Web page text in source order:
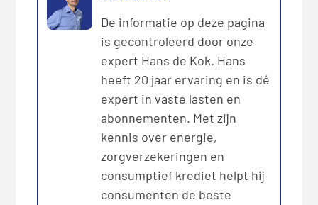
De informatie op deze pagina
is gecontroleerd door onze
expert Hans de Kok. Hans
heeft 20 jaar ervaring en is dé
expert in vaste lasten en
abonnementen. Met zijn
kennis over energie,
zorgverzekeringen en
consumptief krediet helpt hij
consumenten de beste